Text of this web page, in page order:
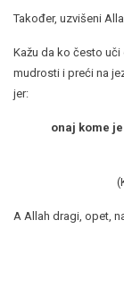
Također, uzvišeni
Kažu da ko često uči
mudrosti i preći na
jer:
onaj kome
A Allah dragi, opet,